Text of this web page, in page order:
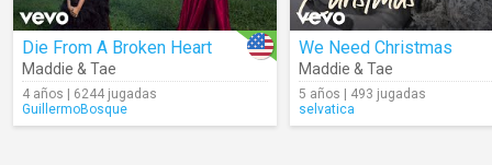
Die From A Broken Heart
Maddie & Tae
4 años | 6244 jugadas
GuillermoBosque
We Need Christmas
Maddie & Tae
5 años | 493 jugadas
selvatica